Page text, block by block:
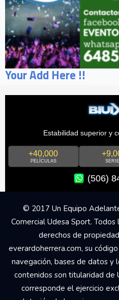
Your Add Here !!
Estabilidad superior y
+40,000
PELÍCULAS
(506)
© 2017 Un Equipo
Comercial Udesa Sport.
derechos de
everardoherrera.com, su
navegación, bases de datos
contenidos son titularidad de
corresponde el ejercicio